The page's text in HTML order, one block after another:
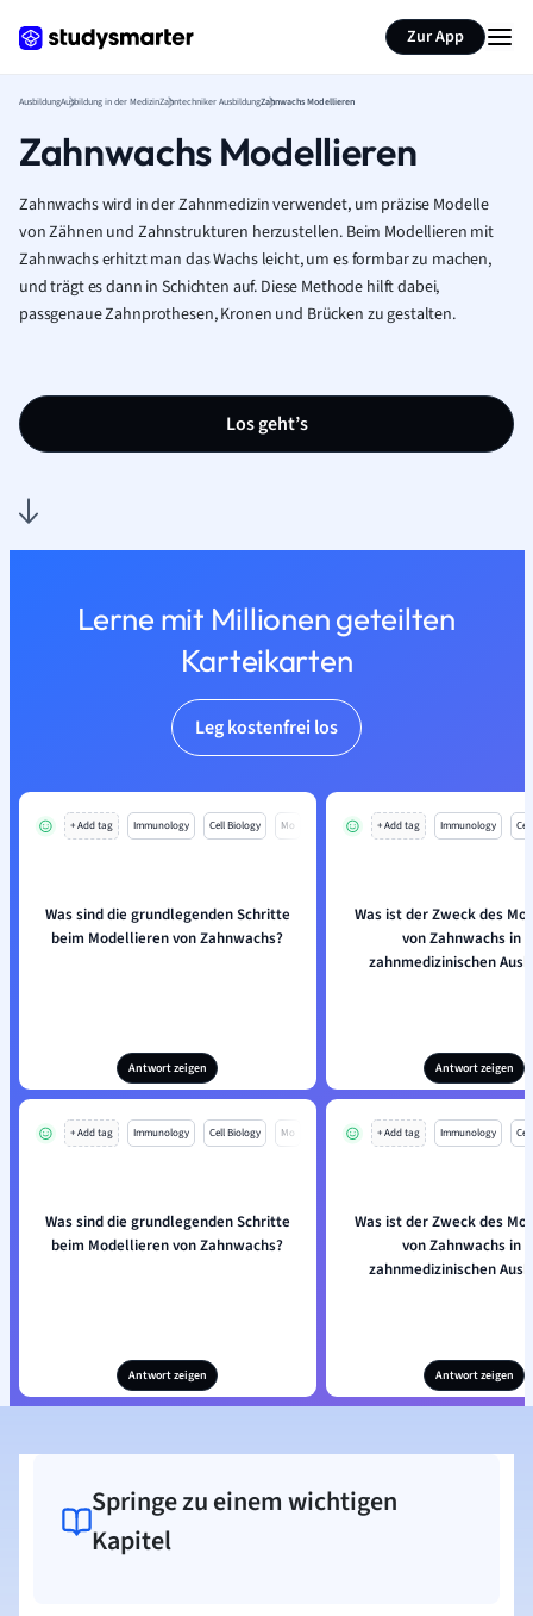
Zur App
AusbildungAusbildung in der MedizinZahntechniker AusbildungZahnwachs Modellieren
Zahnwachs Modellieren
Zahnwachs wird in der Zahnmedizin verwendet, um präzise Modelle
von Zähnen und Zahnstrukturen herzustellen. Beim Modellieren mit
Zahnwachs erhitzt man das Wachs leicht, um es formbar zu machen,
und trägt es dann in Schichten auf. Diese Methode hilft dabei,
passgenaue Zahnprothesen, Kronen und Brücken zu gestalten.
Los geht’s
Lerne mit Millionen geteilten
Karteikarten
Leg kostenfrei los
+ Add tag Immunology Cell Biology Mo
Was sind die grundlegenden Schritte
beim Modellieren von Zahnwachs?
Antwort zeigen
+ Add tag Immunology
Was ist der Zweck des
von Zahnwachs in
zahnmedizinischen
Antwort zeigen
+ Add tag Immunology Cell Biology Mo
Was sind die grundlegenden Schritte
beim Modellieren von Zahnwachs?
Antwort zeigen
+ Add tag Immunology
Was ist der Zweck des
von Zahnwachs in
zahnmedizinischen
Antwort zeigen
Springe zu einem wichtigen
Kapitel